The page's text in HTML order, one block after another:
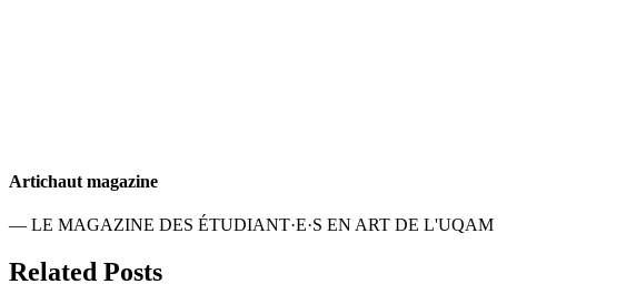
Artichaut magazine
— LE MAGAZINE DES ÉTUDIANT·E·S EN ART DE L'UQAM
Related Posts